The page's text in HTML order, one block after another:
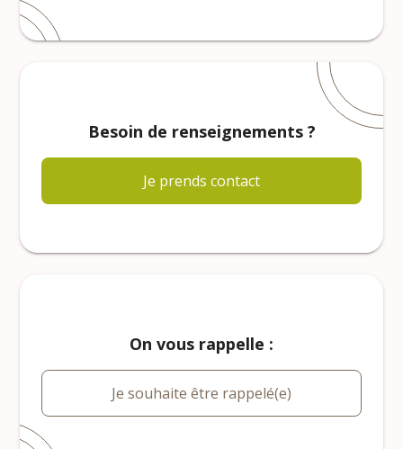
Besoin de renseignements ?
Je prends contact
On vous rappelle :
Je souhaite être rappelé(e)